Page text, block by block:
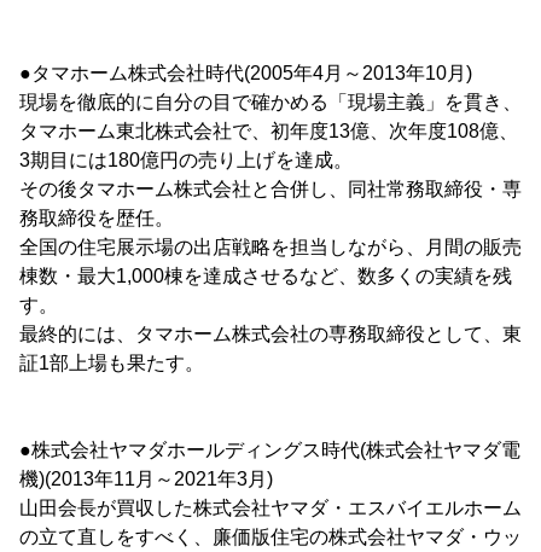
●タマホーム株式会社時代(2005年4月～2013年10月)
現場を徹底的に自分の目で確かめる「現場主義」を貫き、
タマホーム東北株式会社で、初年度13億、次年度108億、
3期目には180億円の売り上げを達成。
その後タマホーム株式会社と合併し、同社常務取締役・専
務取締役を歴任。
全国の住宅展示場の出店戦略を担当しながら、月間の販売
棟数・最大1,000棟を達成させるなど、数多くの実績を残
す。
最終的には、タマホーム株式会社の専務取締役として、東
証1部上場も果たす。
●株式会社ヤマダホールディングス時代(株式会社ヤマダ電
機)(2013年11月～2021年3月)
山田会長が買収した株式会社ヤマダ・エスバイエルホーム
の立て直しをすべく、廉価版住宅の株式会社ヤマダ・ウッ